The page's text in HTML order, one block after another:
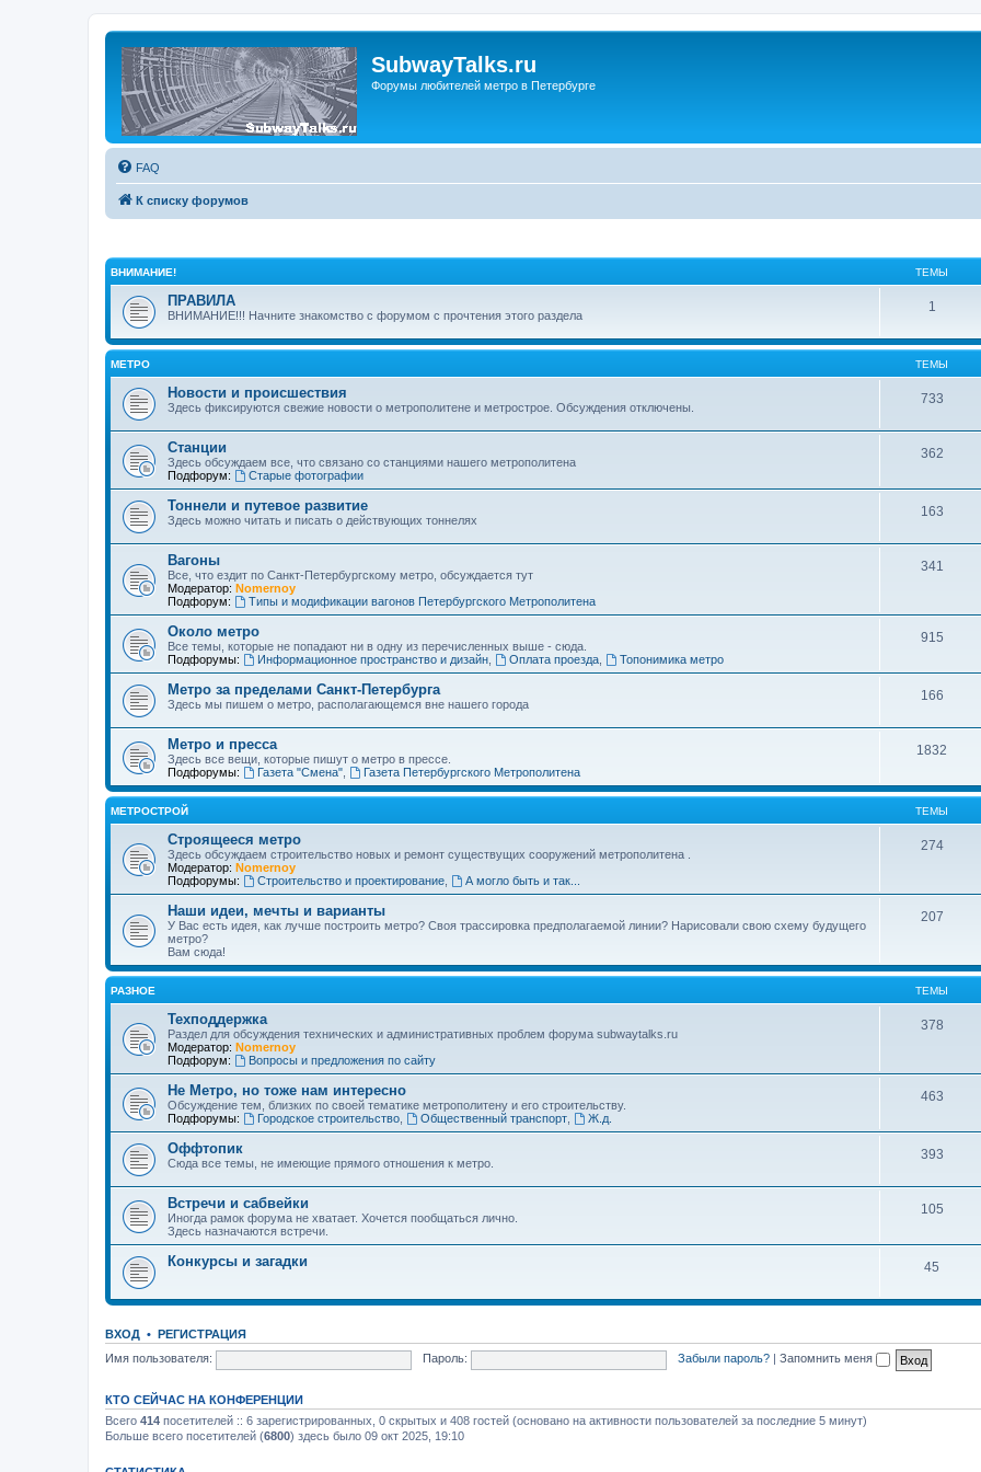
SubwayTalks.ru
Форумы любителей метро в Петербурге
FAQ
К списку форумов
ВНИМАНИЕ! ТЕМЫ
ПРАВИЛА
ВНИМАНИЕ!!! Начните знакомство с форумом с прочтения этого раздела
1
МЕТРО ТЕМЫ
Новости и происшествия
Здесь фиксируются свежие новости о метрополитене и метрострое. Обсуждения отключены.
733
Станции
Здесь обсуждаем все, что связано со станциями нашего метрополитена
Подфорум:
Старые фотографии
362
Тоннели и путевое развитие
Здесь можно читать и писать о действующих тоннелях
163
Вагоны
Все, что ездит по Санкт-Петербургскому метро, обсуждается тут
Модератор: Nomernoy
Подфорум:
Типы и модификации вагонов Петербургского Метрополитена
341
Около метро
Все темы, которые не попадают ни в одну из перечисленных выше - сюда.
Подфорумы:
Информационное пространство и дизайн, Оплата проезда, Топонимика метро
915
Метро за пределами Санкт-Петербурга
Здесь мы пишем о метро, располагающемся вне нашего города
166
Метро и пресса
Здесь все вещи, которые пишут о метро в прессе.
Подфорумы:
Газета "Смена", Газета Петербургского Метрополитена
1832
МЕТРОСТРОЙ ТЕМЫ
Строящееся метро
Здесь обсуждаем строительство новых и ремонт существущих сооружений метрополитена .
Модератор: Nomernoy
Подфорумы:
Строительство и проектирование, А могло быть и так...
274
Наши идеи, мечты и варианты
У Вас есть идея, как лучше построить метро? Своя трассировка предполагаемой линии? Нарисовали свою схему будущего
метро?
Вам сюда!
207
РАЗНОЕ ТЕМЫ
Техподдержка
Раздел для обсуждения технических и административных проблем форума subwaytalks.ru
Модератор: Nomernoy
Подфорум:
Вопросы и предложения по сайту
378
Не Метро, но тоже нам интересно
Обсуждение тем, близких по своей тематике метрополитену и его строительству.
Подфорумы:
Городское строительство, Общественный транспорт, Ж.д.
463
Оффтопик
Сюда все темы, не имеющие прямого отношения к метро.
393
Встречи и сабвейки
Иногда рамок форума не хватает. Хочется пообщаться лично.
Здесь назначаются встречи.
105
Конкурсы и загадки 45
ВХОД • РЕГИСТРАЦИЯ
Имя пользователя:
Пароль: Забыли пароль? Запомнить меня
КТО СЕЙЧАС НА КОНФЕРЕНЦИИ
Всего 414 посетителей :: 6 зарегистрированных, 0 скрытых и 408 гостей (основано на активности пользователей за последние 5 минут)
Больше всего посетителей (6800) здесь было 09 окт 2025, 19:10